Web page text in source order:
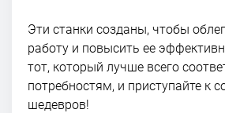
Эти станки созданы, чтобы
работу и повысить ее
тот, который лучше всего
потребностям, и приступайте к
шедевров!